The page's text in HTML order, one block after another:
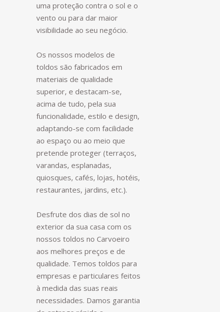
uma proteção contra o sol e o
vento ou para dar maior
visibilidade ao seu negócio.
Os nossos modelos de
toldos são fabricados em
materiais de qualidade
superior, e destacam-se,
acima de tudo, pela sua
funcionalidade, estilo e design,
adaptando-se com facilidade
ao espaço ou ao meio que
pretende proteger (terraços,
varandas, esplanadas,
quiosques, cafés, lojas, hotéis,
restaurantes, jardins, etc.).
Desfrute dos dias de sol no
exterior da sua casa com os
nossos toldos no Carvoeiro
aos melhores preços e de
qualidade. Temos toldos para
empresas e particulares feitos
à medida das suas reais
necessidades. Damos garantia